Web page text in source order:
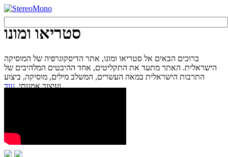
סטריאו ומונו
ברוכים הבאים אל סטריאו ומונו, אתר הדיסקוגרפיה של המוסיקה
הישראלית. האתר מתעד את התקליטים, אחד ההיבטים המלהיבים של
התרבות הישראלית במאה העשרים, המשלב מילים, מוסיקה, ביצוע
ועיצוב אמנותי.עוד...